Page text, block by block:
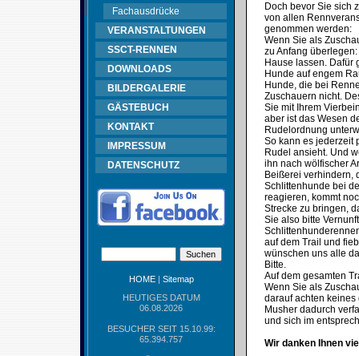
Fachausdrücke
VERANSTALTUNGEN
SSCT-RENNEN
DOWNLOADS
BILDERGALERIE
GÄSTEBUCH
KONTAKT
IMPRESSUM
DATENSCHUTZ
HOME| Sitemap
HEUTIGES DATUM
06.08.2026
BESUCHER SEIT 15.10.99:
65.394.757
Doch bevor Sie sich
von allen
genommen werden:
Wenn Sie als
zu Anfang
Hause lassen. Dafür
Hunde auf engem
Hunde, die bei
Zuschauern nicht.
Sie mit Ihrem
aber ist das Wesen
Rudelordnung
So kann es jederzeit
Rudel ansieht. Und
ihn nach wölfischer
Beißerei verhindern,
Schlittenhunde bei
reagieren, kommt
Strecke zu bringen,
Sie also bitte
auf dem Trail und
wünschen uns alle
Bitte.
Auf dem gesamten
Wenn Sie als
darauf achten
Musher dadurch
und sich im
Wir danken Ihnen